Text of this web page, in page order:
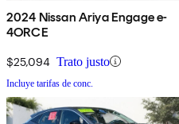
2024 Nissan Ariya Engage e-
4ORCE
$25,094 Trato justo
Incluye tarifas de conc.